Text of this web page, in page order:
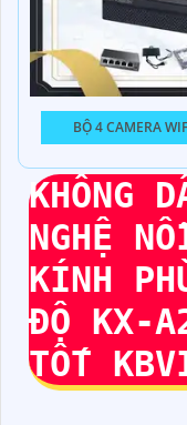
BỘ 4 CAMERA
KHÔNG
NGHỆ
KÍNH
ĐỘ KX-
TỐT